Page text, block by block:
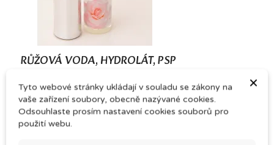
RŮŽOVÁ VODA, HYDROLÁT, PSP
×
Tyto webové stránky ukládají v souladu se zákony na
vaše zařízení soubory, obecně nazývané cookies.
Odsouhlaste prosím nastavení cookies souborů pro
použití webu.